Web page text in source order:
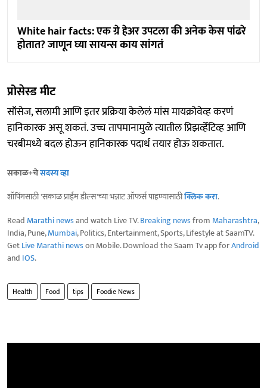
White hair facts: एक ग्रे हेअर उपटला की अनेक केस पांढरे
होतात? जाणून घ्या सायन्स काय सांगतं
प्रोसेस्ड मीट
सॉसेज, सलामी आणि इतर प्रक्रिया केलेलं मांस मायक्रोवेव्ह करणं
हानिकारक असू शकतं. उच्च तापमानामुळे त्यातील प्रिझर्व्हेटिव्ह आणि
चरबीमध्ये बदल होऊन हानिकारक पदार्थ तयार होऊ शकतात.
सकाळ+चेसदस्य व्हा
शॉपिंगसाठी 'सकाळ प्राईम डील्स'च्या भन्नाट ऑफर्स पाहण्यासाठीक्लिक करा.
Read Marathi newsand watch Live TV.Breaking newsfrom Maharashtra,
India, Pune,Mumbai, Politics, Entertainment, Sports, Lifestyle at SaamTV.
GetLive Marathi newson Mobile. Download the Saam Tv app forAndroid
and IOS.
Health Food tips Foodie News